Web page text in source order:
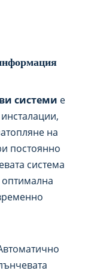
системи е
на
постоянно
система
оптимална